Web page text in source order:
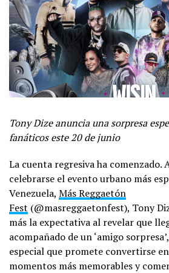
Tony Dize anuncia una sorpresa
fanáticos este 20 de junio
La cuenta regresiva ha comenzado.
celebrarse el evento urbano más
Venezuela, Más Reggaetón
Fest (@masreggaetonfest), Tony
más la expectativa al revelar que
acompañado de un ‘amigo
especial que promete convertirse
momentos más memorables y